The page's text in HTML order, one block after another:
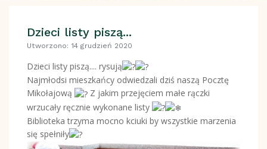
Dzieci listy piszą...
Utworzono: 14 grudzień 2020
Dzieci listy piszą.... rysują
Najmłodsi mieszkańcy odwiedzali dziś naszą Pocztę
Mikołajową
Z jakim przejęciem małe rączki
wrzucały ręcznie wykonane listy
Biblioteka trzyma mocno kciuki by wszystkie marzenia
się spełniły